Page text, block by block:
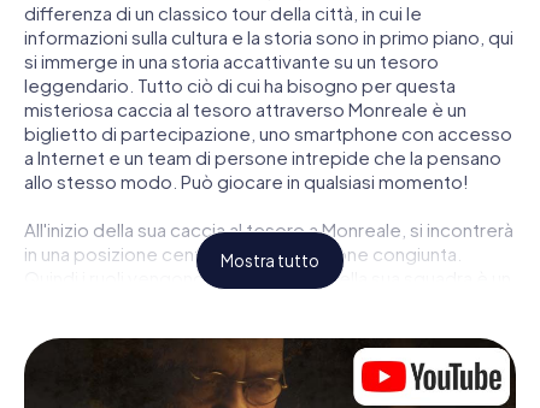
differenza di un classico tour della città, in cui le
informazioni sulla cultura e la storia sono in primo piano, qui
si immerge in una storia accattivante su un tesoro
leggendario. Tutto ciò di cui ha bisogno per questa
misteriosa caccia al tesoro attraverso Monreale è un
biglietto di partecipazione, uno smartphone con accesso
a Internet e un team di persone intrepide che la pensano
allo stesso modo. Può giocare in qualsiasi momento!
All'inizio della sua caccia al tesoro a Monreale, si incontrerà
in una posizione centrale per una riunione congiunta.
Quindi i ruoli vengono distribuiti. Chi della sua squadra è un
caccia al tesoro a Monreale c'è un ruolo adatto per ogni
giocatore.
Mostra tutto